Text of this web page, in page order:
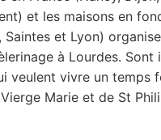
et les maisons en
Saintes et Lyon)
à Lourdes. Sont
veulent vivre un temps
Vierge Marie et de St